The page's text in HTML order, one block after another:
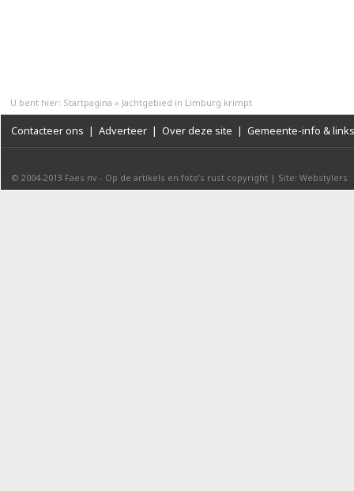
U bent hier: Startpagina » Jachtgebied in Limburg krimpt
Contacteer ons | Adverteer | Over deze site | Gemeente-info & links
© 2004-2013 Faes nv - Op de artikels en foto’s rust copyright | Site: Webstylers